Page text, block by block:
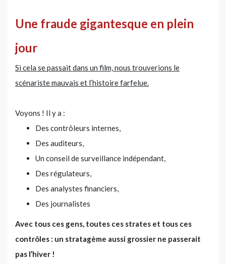
Une fraude gigantesque en plein
jour
Si cela se passait dans un film, nous trouverions le
scénariste mauvais et l’histoire farfelue.
Voyons ! Il y a :
Des contrôleurs internes,
Des auditeurs,
Un conseil de surveillance indépendant,
Des régulateurs,
Des analystes financiers,
Des journalistes
Avec tous ces gens, toutes ces strates et tous ces
contrôles : un stratagème aussi grossier ne passerait
pas l’hiver !